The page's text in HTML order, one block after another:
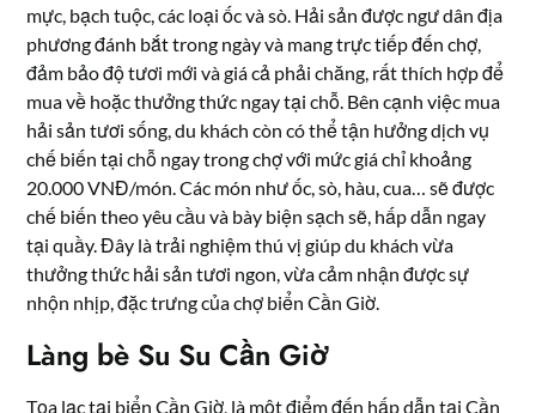
mực, bạch tuộc, các loại ốc và sò. Hải sản được ngư dân địa
phương đánh bắt trong ngày và mang trực tiếp đến chợ,
đảm bảo độ tươi mới và giá cả phải chăng, rất thích hợp để
mua về hoặc thưởng thức ngay tại chỗ. Bên cạnh việc mua
hải sản tươi sống, du khách còn có thể tận hưởng dịch vụ
chế biến tại chỗ ngay trong chợ với mức giá chỉ khoảng
20.000 VNĐ/món. Các món như ốc, sò, hàu, cua… sẽ được
chế biến theo yêu cầu và bày biện sạch sẽ, hấp dẫn ngay
tại quầy. Đây là trải nghiệm thú vị giúp du khách vừa
thưởng thức hải sản tươi ngon, vừa cảm nhận được sự
nhộn nhịp, đặc trưng của chợ biển Cần Giờ.
Làng bè Su Su Cần Giờ
Tọa lạc tại biển Cần Giờ, là một điểm đến hấp dẫn tại Cần